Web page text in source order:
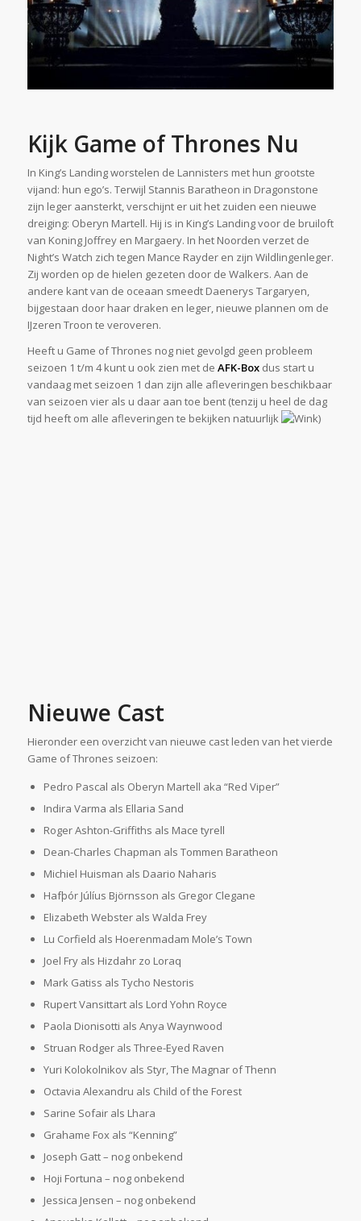
Kijk Game of Thrones Nu
In King’s Landing worstelen de Lannisters met hun grootste
vijand: hun ego’s. Terwijl Stannis Baratheon in Dragonstone
zijn leger aansterkt, verschijnt er uit het zuiden een nieuwe
dreiging: Oberyn Martell. Hij is in King’s Landing voor de bruiloft
van Koning Joffrey en Margaery. In het Noorden verzet de
Night’s Watch zich tegen Mance Rayder en zijn Wildlingenleger.
Zij worden op de hielen gezeten door de Walkers. Aan de
andere kant van de oceaan smeedt Daenerys Targaryen,
bijgestaan door haar draken en leger, nieuwe plannen om de
IJzeren Troon te veroveren.
Heeft u Game of Thrones nog niet gevolgd geen probleem
seizoen 1 t/m 4 kunt u ook zien met de AFK-Boxdus start u
vandaag met seizoen 1 dan zijn alle afleveringen beschikbaar
van seizoen vier als u daar aan toe bent (tenzij u heel de dag
tijd heeft om alle afleveringen te bekijken natuurlijk
)
Nieuwe Cast
Hieronder een overzicht van nieuwe cast leden van het vierde
Game of Thrones seizoen:
Pedro Pascal als Oberyn Martell aka “Red Viper”
Indira Varma als Ellaria Sand
Roger Ashton-Griffiths als Mace tyrell
Dean-Charles Chapman als Tommen Baratheon
Michiel Huisman als Daario Naharis
Hafþór Júlíus Björnsson als Gregor Clegane
Elizabeth Webster als Walda Frey
Lu Corfield als Hoerenmadam Mole’s Town
Joel Fry als Hizdahr zo Loraq
Mark Gatiss als Tycho Nestoris
Rupert Vansittart als Lord Yohn Royce
Paola Dionisotti als Anya Waynwood
Struan Rodger als Three-Eyed Raven
Yuri Kolokolnikov als Styr, The Magnar of Thenn
Octavia Alexandru als Child of the Forest
Sarine Sofair als Lhara
Grahame Fox als “Kenning”
Joseph Gatt – nog onbekend
Hoji Fortuna – nog onbekend
Jessica Jensen – nog onbekend